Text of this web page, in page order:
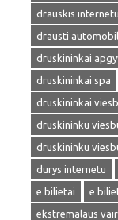
drauskis internetu
drausti
druskininkai
druskininkai spa
druskininkai
druskininku
druskininku
durys internetu
e bilietai
e
ekstremalaus